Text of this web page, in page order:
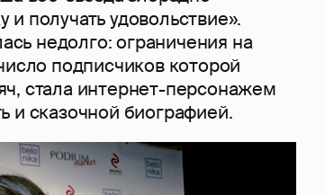
и получать удовольствие».
недолго: ограничения на
подписчиков которой
стала интернет-персонажем
и сказочной биографией.